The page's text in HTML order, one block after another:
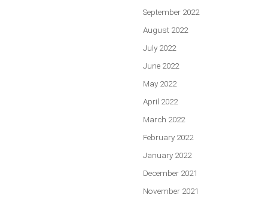
September 2022
August 2022
July 2022
June 2022
May 2022
April 2022
March 2022
February 2022
January 2022
December 2021
November 2021